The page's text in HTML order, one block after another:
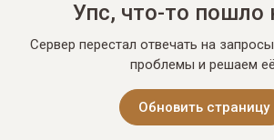
Упс, что-то пошло
Сервер перестал отвечать на
проблемы и решаем
Обновить страницу